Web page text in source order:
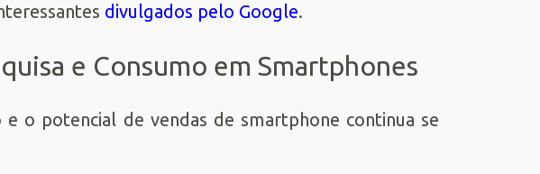
divulgados pelo Google.
e Consumo em Smartphones
o potencial de vendas de smartphone continua se